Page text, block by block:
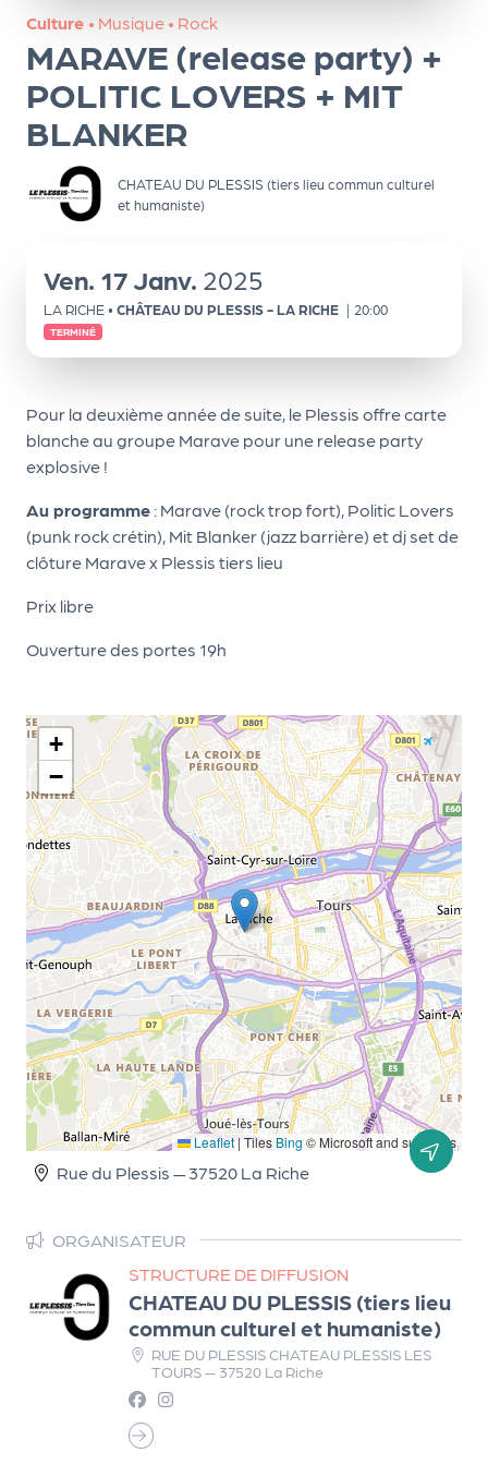
Culture • Musique • Rock
MARAVE (release party) +
POLITIC LOVERS + MIT
BLANKER
CHATEAU DU PLESSIS (tiers lieu commun culturel
et humaniste)
Ven. 17 Janv. 2025
LA RICHE • CHÂTEAU DU PLESSIS - LA RICHE | 20:00
TERMINÉ
Pour la deuxième année de suite, le Plessis offre carte
blanche au groupe Marave pour une release party
explosive !
Au programme : Marave (rock trop fort), Politic Lovers
(punk rock crétin), Mit Blanker (jazz barrière) et dj set de
clôture Marave x Plessis tiers lieu
Prix libre
Ouverture des portes 19h
+
−
Leaflet | Tiles Bing © Microsoft and suppliers
Rue du Plessis — 37520 La Riche
ORGANISATEUR
STRUCTURE DE DIFFUSION
CHATEAU DU PLESSIS (tiers lieu
commun culturel et humaniste)
RUE DU PLESSIS CHATEAU PLESSIS LES
TOURS — 37520 La Riche
ns
PR
O
G!
PR
O
Le
Ma
g
vr
e
PR
O
G!
N
se
rvi
ce
s
L
e
k
it
d
e
l'
o
r
g
n
s